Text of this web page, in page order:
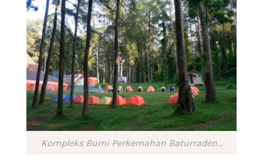
Kompleks Bumi Perkemahan Baturraden…